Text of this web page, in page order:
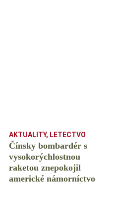
AKTUALITY, LETECTVO
Čínsky bombardér s
vysokorýchlostnou
raketou znepokojil
americké námorníctvo